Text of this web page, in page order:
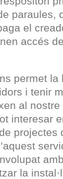
paraules,
el
accés
permet la
i tenir
al
interesar
projectes
la